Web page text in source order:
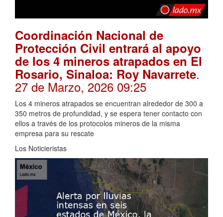
Coordinación Nacional de
Protección Civil entrará al apoyo
de los 4 mineros atrapados en El
Rosario, Sinaloa: Roy Navarrete.
27 de Marzo, 2026 09:25
Los 4 mineros atrapados se encuentran alrededor de 300 a
350 metros de profundidad, y se espera tener contacto con
ellos a través de los protocolos mineros de la misma
empresa para su rescate
Los Noticieristas